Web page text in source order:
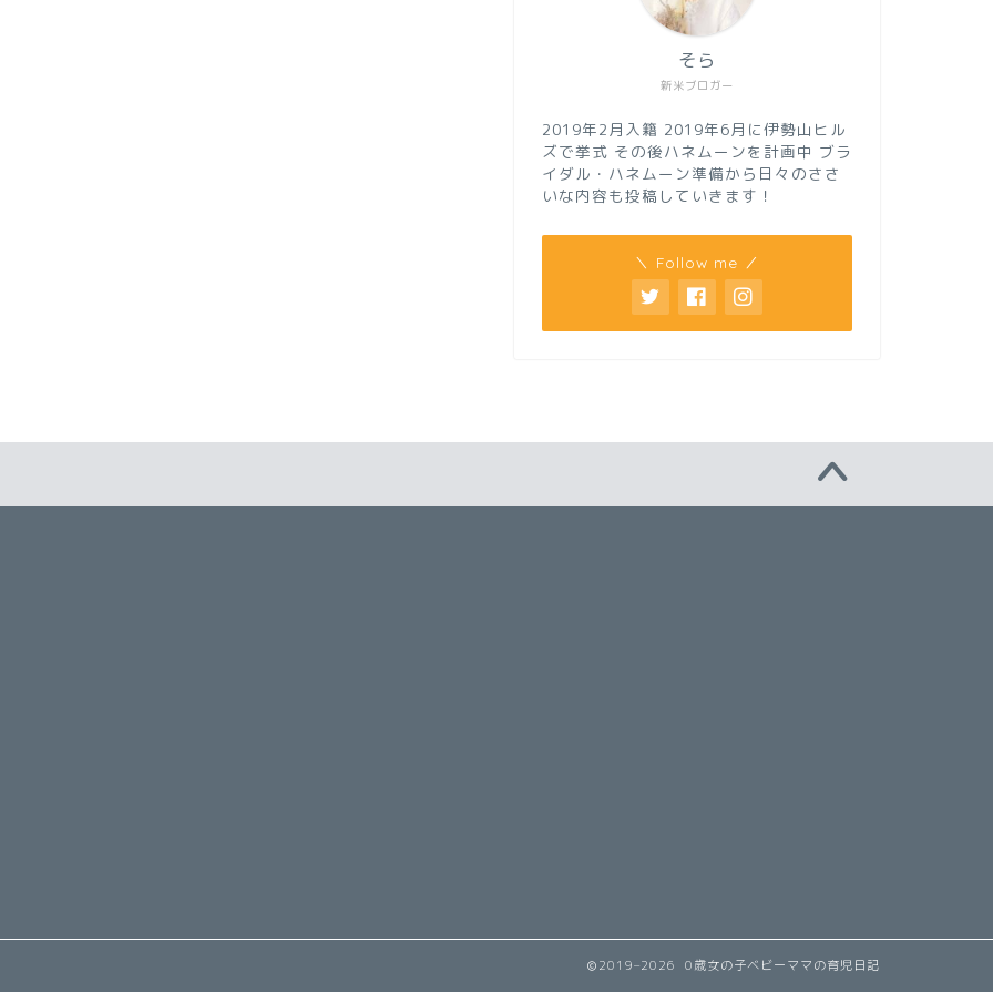
新米ブロガー
そら
2019年2月入籍 2019年6月に伊勢山ヒル
ズで挙式 その後ハネムーンを計画中 ブラ
イダル・ハネムーン準備から日々のささ
いな内容も投稿していきます！
＼ Follow me ／
2019–2026 0歳女の子ベビーママの育児日記